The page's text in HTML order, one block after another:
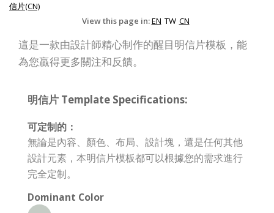
信片(CN)
View this page in:EN TW CN
這是一款由設計師精心制作的醒目明信片模板，能
為您贏得更多關注和反饋。
明信片 Template Specifications:
可定制的：
無論是內容、顏色、布局、設計塊，還是任何其他
設計元素，本明信片模板都可以根據您的需求進行
完全定制。
Dominant Color